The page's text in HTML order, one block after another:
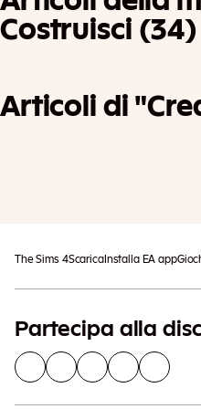
Costruisci (34)
Articoli di
The Sims 4ScaricaInstalla EA app
Partecipa alla